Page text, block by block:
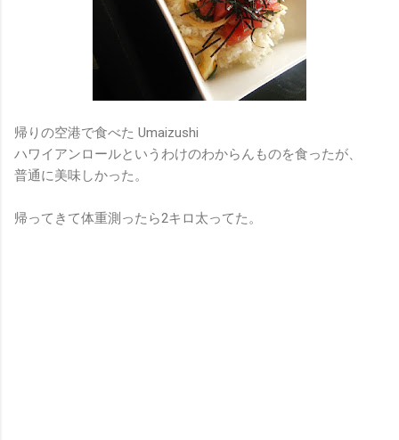
帰りの空港で食べた Umaizushi
ハワイアンロールというわけのわからんものを食ったが、
普通に美味しかった。
帰ってきて体重測ったら2キロ太ってた。